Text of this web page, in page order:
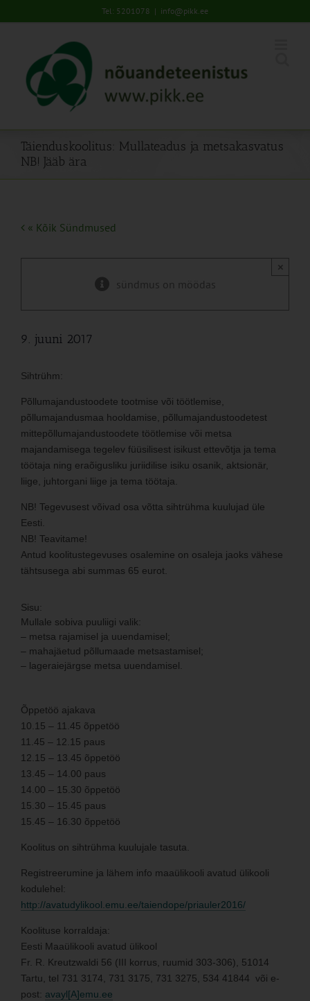
to
Tel: 5201078 | info@pikk.ee
Täienduskoolitus: Mullateadus ja metsakasvatus
NB! Jääb ära
« Kõik Sündmused
sündmus on möödas
×
9. juuni 2017
Sihtrühm:
Põllumajandustoodete tootmise või töötlemise,
põllumajandusmaa hooldamise, põllumajandustoodetest
mittepõllumajandustoodete töötlemise või metsa
majandamisega tegelev füüsilisest isikust ettevõtja ja tema
töötaja ning eraõigusliku juriidilise isiku osanik, aktsionär,
liige, juhtorgani liige ja tema töötaja.
NB! Tegevusest võivad osa võtta sihtrühma kuulujad üle
Eesti.
NB! Teavitame!
Antud koolitustegevuses osalemine on osaleja jaoks vähese
tähtsusega abi summas 65 eurot.
Sisu:
Mullale sobiva puuliigi valik:
– metsa rajamisel ja uuendamisel;
– mahajäetud põllumaade metsastamisel;
– lageraiejärgse metsa uuendamisel.
Õppetöö ajakava
10.15 – 11.45 õppetöö
11.45 – 12.15 paus
12.15 – 13.45 õppetöö
13.45 – 14.00 paus
14.00 – 15.30 õppetöö
15.30 – 15.45 paus
15.45 – 16.30 õppetöö
Koolitus on sihtrühma kuulujale tasuta.
Registreerumine ja lähem info maaülikooli avatud ülikooli
kodulehel:
http://avatudylikool.emu.ee/taiendope/priauler2016/
Koolituse korraldaja:
Eesti Maaülikooli avatud ülikool
Fr. R. Kreutzwaldi 56 (III korrus, ruumid 303-306), 51014
Tartu, tel 731 3174, 731 3175, 731 3275, 534 41844 või e-
post: avayl[A]emu.ee